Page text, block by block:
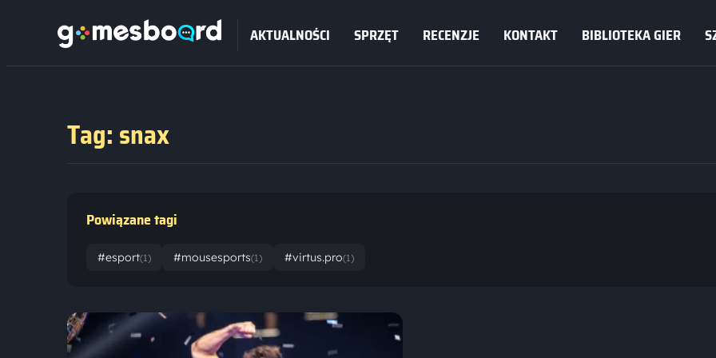
AKTUALNOŚCI SPRZĘT RECENZJE KONTAKT BIBLIOTEKA GIER
Tag: snax
Powiązane tagi
#esport(1) #mousesports(1) #virtus.pro(1)